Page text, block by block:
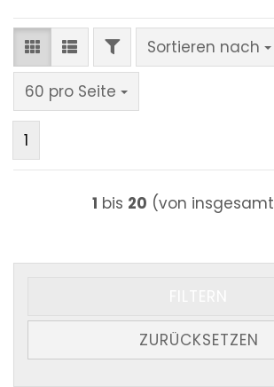
FILTERSortieren nach
Sortieren nach
60 pro Seite
pro Seite
1
1 bis 20 (von insgesamt
ZURÜCKSETZEN